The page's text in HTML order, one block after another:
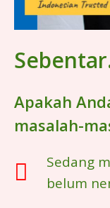
Apakah
masalah-
Sedang
belum